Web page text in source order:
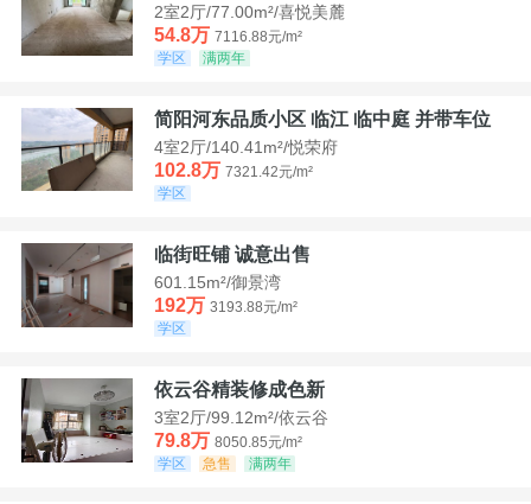
2室2厅/77.00m²/喜悦美麓
54.8万 7116.88元/m²
学区
满两年
简阳河东品质小区 临江 临中庭 并带车位
4室2厅/140.41m²/悦荣府
102.8万 7321.42元/m²
学区
临街旺铺 诚意出售
601.15m²/御景湾
192万 3193.88元/m²
学区
依云谷精装修成色新
3室2厅/99.12m²/依云谷
79.8万 8050.85元/m²
学区
急售 满两年